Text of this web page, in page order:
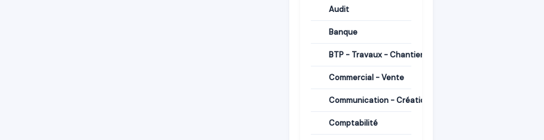
Audit
Banque
BTP - Travaux - Chantiers
Commercial - Vente
Communication - Création
Comptabilité